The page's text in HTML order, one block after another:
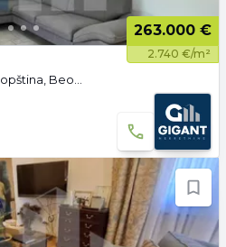
263.000 €
2.740 €/m²
Učiteljsko Naselje, Zvezdara opština, Beograd